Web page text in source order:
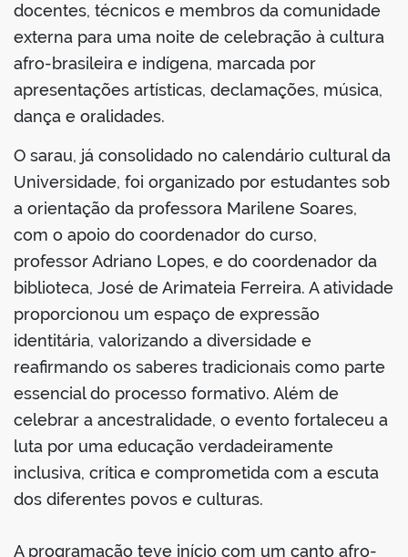
portal
docentes, técnicos e membros da comunidade
externa para uma noite de celebração à cultura
afro-brasileira e indígena, marcada por
apresentações artísticas, declamações, música,
dança e oralidades.
O sarau, já consolidado no calendário cultural da
Universidade, foi organizado por estudantes sob
a orientação da professora Marilene Soares,
com o apoio do coordenador do curso,
professor Adriano Lopes, e do coordenador da
biblioteca, José de Arimateia Ferreira. A atividade
proporcionou um espaço de expressão
identitária, valorizando a diversidade e
reafirmando os saberes tradicionais como parte
essencial do processo formativo. Além de
celebrar a ancestralidade, o evento fortaleceu a
luta por uma educação verdadeiramente
inclusiva, crítica e comprometida com a escuta
dos diferentes povos e culturas.
A programação teve início com um canto afro-